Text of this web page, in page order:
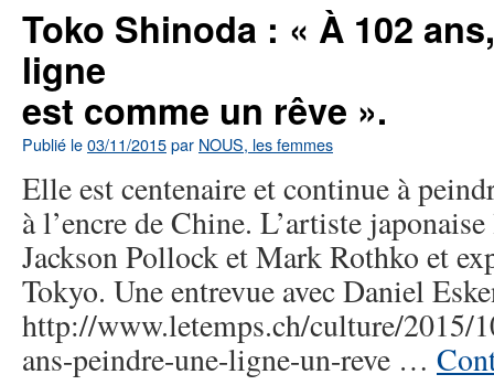
Toko Shinoda : « À 102
ligne
est comme un rêve ».
Publié le03/11/2015par NOUS, les femmes
Elle est centenaire et continue à
à l’encre de Chine. L’artiste
Jackson Pollock et Mark Rothko et
Tokyo. Une entrevue avec Daniel
http://www.letemps.ch/culture/2015/
ans-peindre-une-ligne-un-reve …